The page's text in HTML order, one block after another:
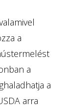
a
a
a
arra